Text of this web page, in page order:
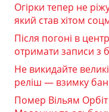
Огірки тепер не
який став хітом
Після погоні в
отримати записи з
Не викидайте
реліш — взимку
Помер Вільям